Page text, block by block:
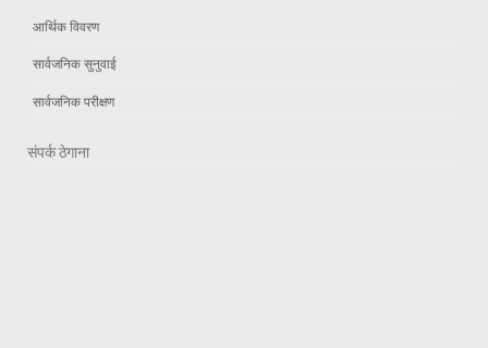
आर्थिक विवरण
सार्वजनिक सुनुवाई
सार्वजनिक परीक्षण
संपर्क ठेगाना